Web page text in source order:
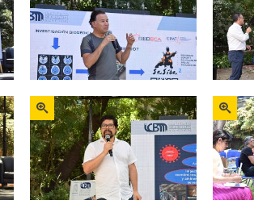
Zoom Zoom